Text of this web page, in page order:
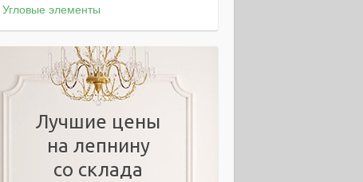
Угловые элементы
Лучшие цены
на лепнину
со склада